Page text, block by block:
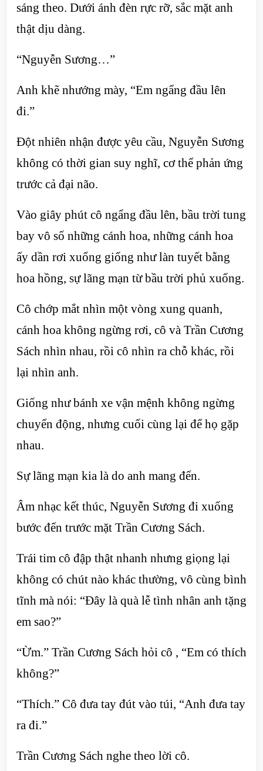
sáng theo. Dưới ánh đèn rực rỡ, sắc mặt anh
thật dịu dàng.
“Nguyễn Sương…”
Anh khẽ nhướng mày, “Em ngẩng đầu lên
đi.”
Đột nhiên nhận được yêu cầu, Nguyễn Sương
không có thời gian suy nghĩ, cơ thể phản ứng
trước cả đại não.
Vào giây phút cô ngẩng đầu lên, bầu trời tung
bay vô số những cánh hoa, những cánh hoa
ấy dần rơi xuống giống như làn tuyết bằng
hoa hồng, sự lãng mạn từ bầu trời phủ xuống.
Cô chớp mắt nhìn một vòng xung quanh,
cánh hoa không ngừng rơi, cô và Trần Cương
Sách nhìn nhau, rồi cô nhìn ra chỗ khác, rồi
lại nhìn anh.
Giống như bánh xe vận mệnh không ngừng
chuyển động, nhưng cuối cùng lại để họ gặp
nhau.
Sự lãng mạn kia là do anh mang đến.
Âm nhạc kết thúc, Nguyễn Sương đi xuống
bước đến trước mặt Trần Cương Sách.
Trái tim cô đập thật nhanh nhưng giọng lại
không có chút nào khác thường, vô cùng bình
tĩnh mà nói: “Đây là quà lễ tình nhân anh tặng
em sao?”
“Ừm.” Trần Cương Sách hỏi cô , “Em có thích
không?”
“Thích.” Cô đưa tay đút vào túi, “Anh đưa tay
ra đi.”
Trần Cương Sách nghe theo lời cô.